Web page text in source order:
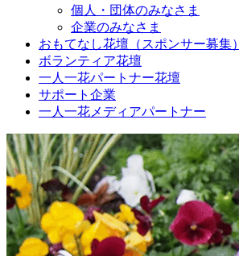
個人・団体のみなさま
企業のみなさま
おもてなし花壇（スポンサー募集）
ボランティア花壇
一人一花パートナー花壇
サポート企業
一人一花メディアパートナー